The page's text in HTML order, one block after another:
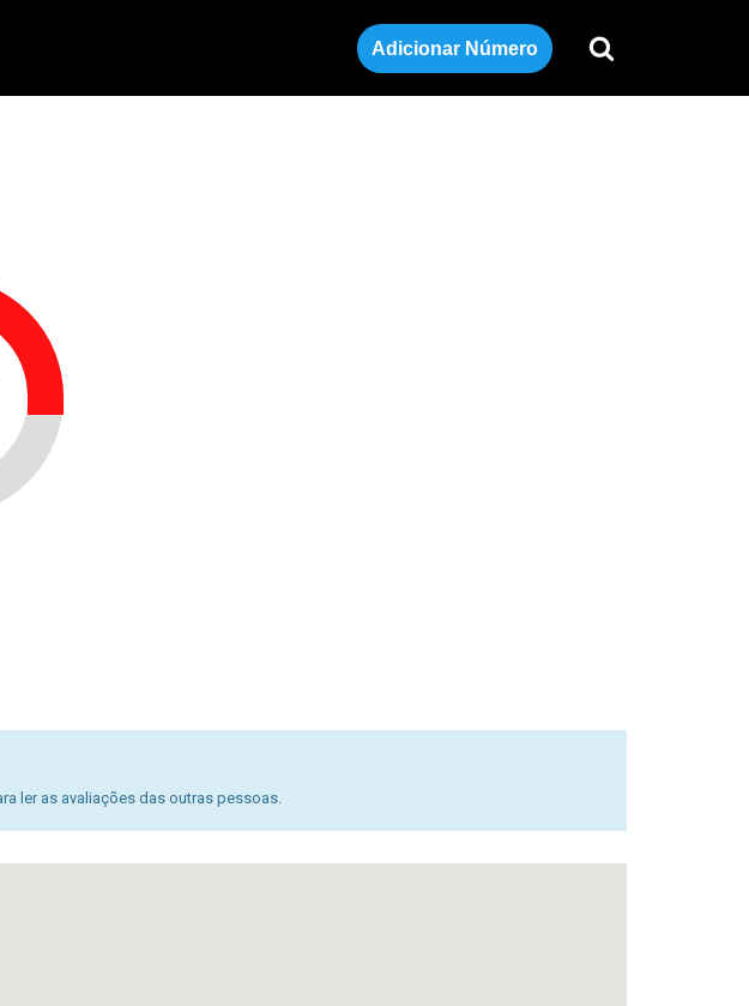
Adicionar Número
ler as avaliações das outras pessoas.